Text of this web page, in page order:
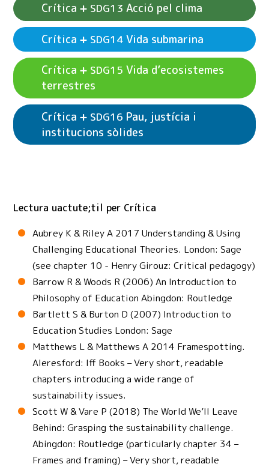
Veure exemples d'activitatsCrítica SDG11
Ciutats i comunitats sostenibles
Veure exemples d'activitatsCrítica SDG12
Producció i consum responsables
Crítica SDG13 Acció pel clima
Acció pel clima
Crítica SDG14Vida submarina
Crítica SDG15 Vida d’ecosistemes
terrestres
Crítica SDG16 Pau, justícia i
institucions sòlides
Veure exemples d'activitats
justícia i institucions sòlides
Lectura uactute;til per Crítica
Aubrey K & Riley A 2017 Understanding & Using
Challenging Educational Theories. London: Sage
(see chapter 10 - Henry Girouz: Critical pedagogy)
Barrow R & Woods R (2006) An Introduction to
Philosophy of Education Abingdon: Routledge
Bartlett S & Burton D (2007) Introduction to
Education Studies London: Sage
Matthews L & Matthews A 2014 Framespotting.
Aleresford: Iff Books – Very short, readable
chapters introducing a wide range of
sustainability issues.
Scott W & Vare P (2018) The World We’ll Leave
Behind: Grasping the sustainability challenge.
Abingdon: Routledge (particularly chapter 34 –
Frames and framing) – Very short, readable